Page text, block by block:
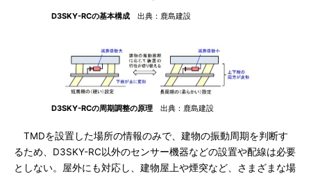
D3SKY-RCの基本構成 出典：鹿島建設
D3SKY-RCの周期調整の原理 出典：鹿島建設
TMDを設置した場所の情報のみで、建物の振動周期を判断す
るため、D3SKY-RC以外のセンサー機器などの設置や配線は必要
としない。屋外にも対応し、建物屋上や煙突など、さまざまな場